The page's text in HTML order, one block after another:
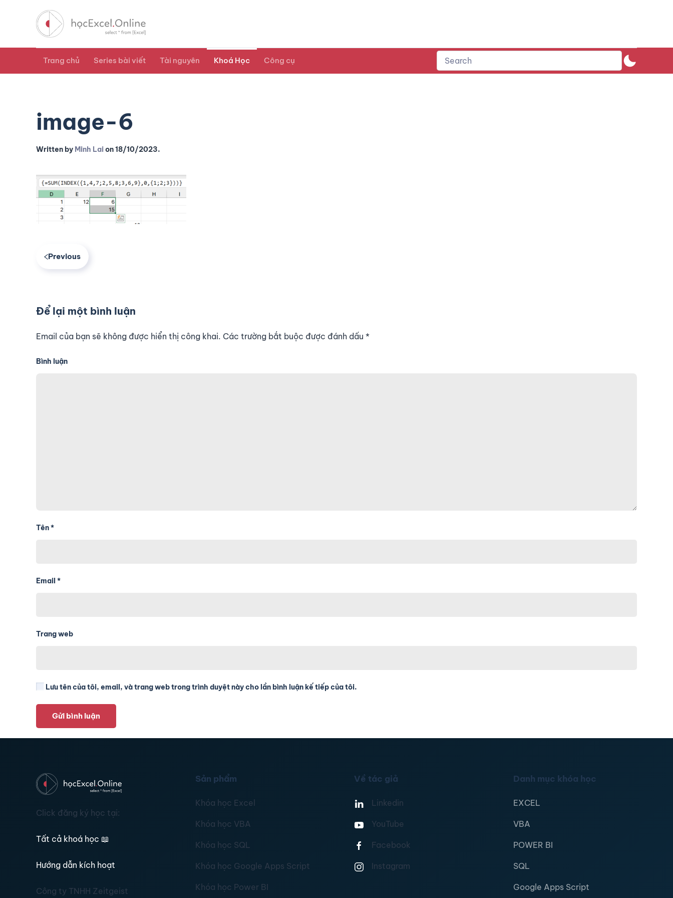
Trang chủ Series bài viết Tài nguyên Khoá Học Công cụ
image-6
Written by Minh Laion18/10/2023.
Previous
Để lại một bình luận
Email của bạn sẽ không được hiển thị công khai. Các trường bắt buộc được đánh dấu *
Bình luận
Tên*
Email *
Trang web
Lưu tên của tôi, email, và trang web trong trình duyệt này cho lần bình luận kế tiếp của tôi.
Gửi bình luận
Click đăng ký học tại:
Tất cả khoá học 📖
Hướng dẫn kích hoạt
Công ty TNHH Zeitgeist
Sản phẩm
Khóa học Excel
Khóa học VBA
Khóa học SQL
Khóa học Google Apps Script
Khóa học Power BI
Về tác giả
Linkedin
YouTube
Facebook
Instagram
Danh mục khóa học
EXCEL
VBA
POWER BI
SQL
Google Apps Script